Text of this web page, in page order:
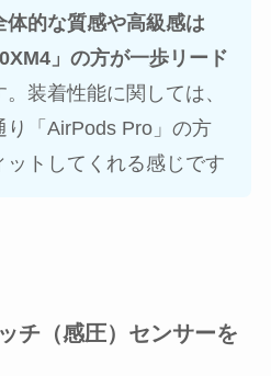
体的な質感や高級感は
」の方が一歩リード
。装着性能に関しては、
り「AirPods Pro」の方
ットしてくれる感じです
チ（感圧）センサーを